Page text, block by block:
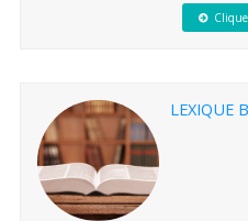
LEXIQUE